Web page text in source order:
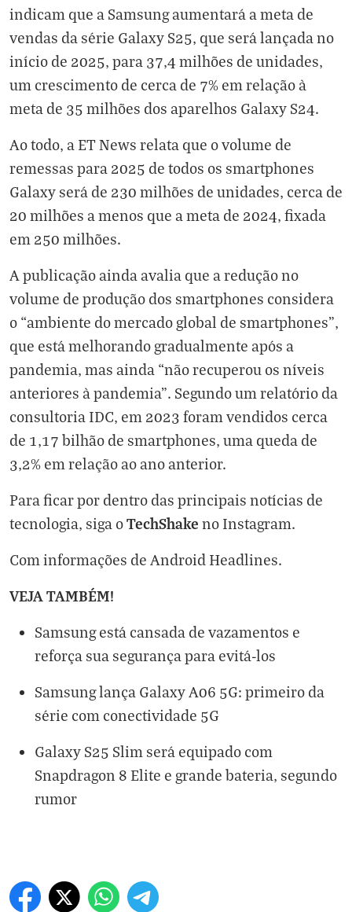
indicam que a Samsung aumentará a meta de
vendas da série Galaxy S25, que será lançada no
início de 2025, para 37,4 milhões de unidades,
um crescimento de cerca de 7% em relação à
meta de 35 milhões dos aparelhos Galaxy S24.
Ao todo, a ET News relata que o volume de
remessas para 2025 de todos os smartphones
Galaxy será de 230 milhões de unidades, cerca de
20 milhões a menos que a meta de 2024, fixada
em 250 milhões.
A publicação ainda avalia que a redução no
volume de produção dos smartphones considera
o “ambiente do mercado global de smartphones”,
que está melhorando gradualmente após a
pandemia, mas ainda “não recuperou os níveis
anteriores à pandemia”. Segundo um relatório da
consultoria IDC, em 2023 foram vendidos cerca
de 1,17 bilhão de smartphones, uma queda de
3,2% em relação ao ano anterior.
Para ficar por dentro das principais notícias de
tecnologia, siga oTechShake no Instagram.
Com informações de Android Headlines.
VEJA TAMBÉM!
Samsung está cansada de vazamentos e
reforça sua segurança para evitá-los
Samsung lança Galaxy A06 5G: primeiro da
série com conectividade 5G
Galaxy S25 Slim será equipado com
Snapdragon 8 Elite e grande bateria, segundo
rumor